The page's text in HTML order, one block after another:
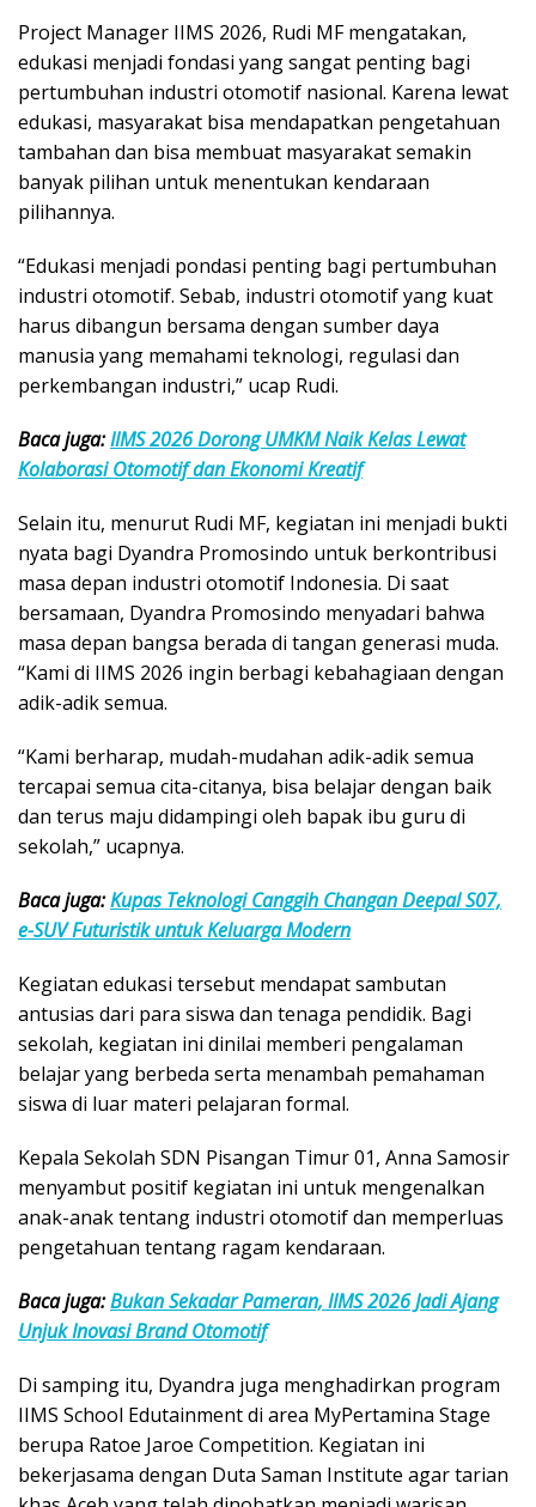
Project Manager IIMS 2026, Rudi MF mengatakan,
edukasi menjadi fondasi yang sangat penting bagi
pertumbuhan industri otomotif nasional. Karena lewat
edukasi, masyarakat bisa mendapatkan pengetahuan
tambahan dan bisa membuat masyarakat semakin
banyak pilihan untuk menentukan kendaraan
pilihannya.
“Edukasi menjadi pondasi penting bagi pertumbuhan
industri otomotif. Sebab, industri otomotif yang kuat
harus dibangun bersama dengan sumber daya
manusia yang memahami teknologi, regulasi dan
perkembangan industri,” ucap Rudi.
Baca juga:IIMS 2026 Dorong UMKM Naik Kelas Lewat
Kolaborasi Otomotif dan Ekonomi Kreatif
Selain itu, menurut Rudi MF, kegiatan ini menjadi bukti
nyata bagi Dyandra Promosindo untuk berkontribusi
masa depan industri otomotif Indonesia. Di saat
bersamaan, Dyandra Promosindo menyadari bahwa
masa depan bangsa berada di tangan generasi muda.
“Kami di IIMS 2026 ingin berbagi kebahagiaan dengan
adik-adik semua.
“Kami berharap, mudah-mudahan adik-adik semua
tercapai semua cita-citanya, bisa belajar dengan baik
dan terus maju didampingi oleh bapak ibu guru di
sekolah,” ucapnya.
Baca juga:Kupas Teknologi Canggih Changan Deepal S07,
e-SUV Futuristik untuk Keluarga Modern
Kegiatan edukasi tersebut mendapat sambutan
antusias dari para siswa dan tenaga pendidik. Bagi
sekolah, kegiatan ini dinilai memberi pengalaman
belajar yang berbeda serta menambah pemahaman
siswa di luar materi pelajaran formal.
Kepala Sekolah SDN Pisangan Timur 01, Anna Samosir
menyambut positif kegiatan ini untuk mengenalkan
anak-anak tentang industri otomotif dan memperluas
pengetahuan tentang ragam kendaraan.
Baca juga:Bukan Sekadar Pameran, IIMS 2026 Jadi Ajang
Unjuk Inovasi Brand Otomotif
Di samping itu, Dyandra juga menghadirkan program
IIMS School Edutainment di area MyPertamina Stage
berupa Ratoe Jaroe Competition. Kegiatan ini
bekerjasama dengan Duta Saman Institute agar tarian